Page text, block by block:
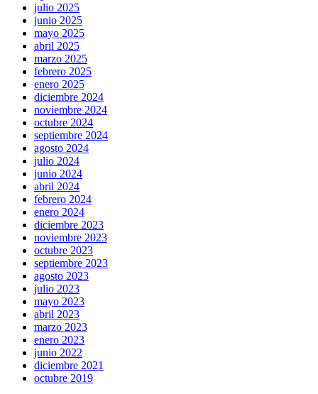
julio 2025
junio 2025
mayo 2025
abril 2025
marzo 2025
febrero 2025
enero 2025
diciembre 2024
noviembre 2024
octubre 2024
septiembre 2024
agosto 2024
julio 2024
junio 2024
abril 2024
febrero 2024
enero 2024
diciembre 2023
noviembre 2023
octubre 2023
septiembre 2023
agosto 2023
julio 2023
mayo 2023
abril 2023
marzo 2023
enero 2023
junio 2022
diciembre 2021
octubre 2019